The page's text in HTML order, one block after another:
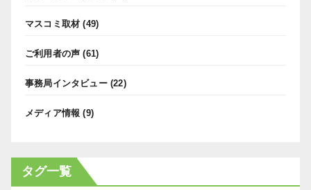
マスコミ取材 (49)
ご利用者の声 (61)
事務局インタビュー(22)
メディア情報 (9)
タグ一覧